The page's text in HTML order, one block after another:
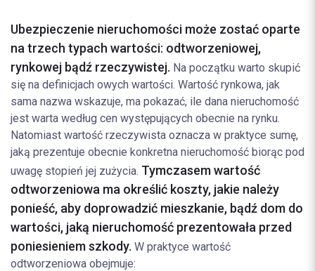
Ubezpieczenie nieruchomości może zostać oparte
na trzech typach wartości: odtworzeniowej,
rynkowej bądź rzeczywistej. Na początku warto skupić
się na definicjach owych wartości. Wartość rynkowa, jak
sama nazwa wskazuje, ma pokazać, ile dana nieruchomość
jest warta według cen występujących obecnie na rynku.
Natomiast wartość rzeczywista oznacza w praktyce sumę,
jaką prezentuje obecnie konkretna nieruchomość biorąc pod
uwagę stopień jej zużycia. Tymczasem wartość
odtworzeniowa ma określić koszty, jakie należy
ponieść, aby doprowadzić mieszkanie, bądź dom do
wartości, jaką nieruchomość prezentowała przed
poniesieniem szkody. W praktyce wartość
odtworzeniowa obejmuje: